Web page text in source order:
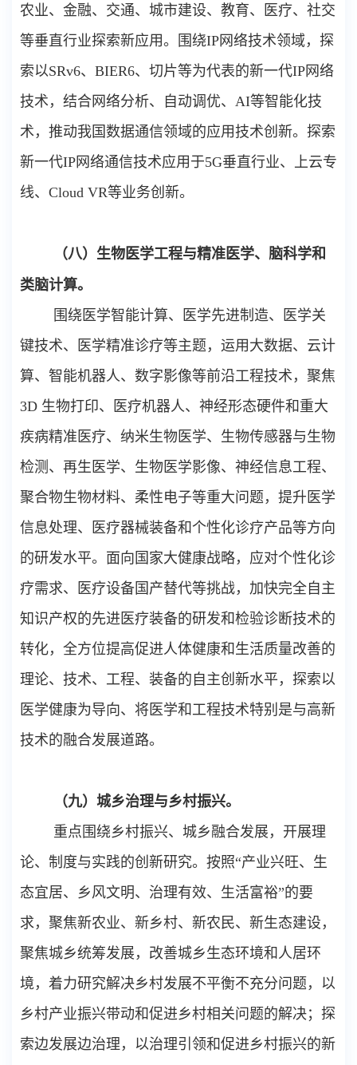
农业、金融、交通、城市建设、教育、医疗、社交
等垂直行业探索新应用。围绕IP网络技术领域，探
索以SRv6、 BIER6、切片等为代表的新一代IP网络
技术，结合网络分析、自动调优、 AI等智能化技
术，推动我国数据通信领域的应用技术创新。探索
新一代IP网络通信技术应用于5G垂直行业、上云专
线、 Cloud VR等业务创新。
（八）生物医学工程与精准医学、脑科学和
类脑计算。
围绕医学智能计算、医学先进制造、医学关
键技术、医学精准诊疗等主题，运用大数据、云计
算、智能机器人、数字影像等前沿工程技术，聚焦
3D 生物打印、医疗机器人、神经形态硬件和重大
疾病精准医疗、纳米生物医学、生物传感器与生物
检测、再生医学、生物医学影像、神经信息工程、
聚合物生物材料、柔性电子等重大问题，提升医学
信息处理、医疗器械装备和个性化诊疗产品等方向
的研发水平。面向国家大健康战略，应对个性化诊
疗需求、医疗设备国产替代等挑战，加快完全自主
知识产权的先进医疗装备的研发和检验诊断技术的
转化，全方位提高促进人体健康和生活质量改善的
理论、技术、工程、装备的自主创新水平，探索以
医学健康为导向、将医学和工程技术特别是与高新
技术的融合发展道路。
（九）城乡治理与乡村振兴。
重点围绕乡村振兴、城乡融合发展，开展理
论、制度与实践的创新研究。按照“产业兴旺、生
态宜居、乡风文明、治理有效、生活富裕”的要
求，聚焦新农业、新乡村、新农民、新生态建设，
聚焦城乡统筹发展，改善城乡生态环境和人居环
境，着力研究解决乡村发展不平衡不充分问题，以
乡村产业振兴带动和促进乡村相关问题的解决；探
索边发展边治理，以治理引领和促进乡村振兴的新